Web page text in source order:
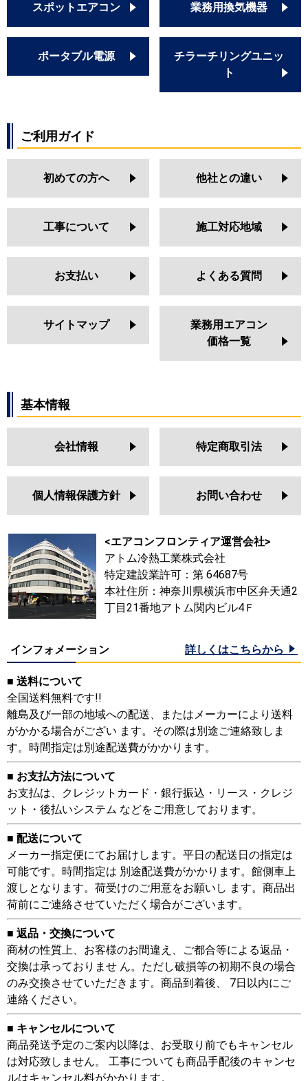
スポットエアコン 業務用換気機器
ポータブル電源
チラーチリングユニッ
ト
ご利用ガイド
初めての方へ 他社との違い
工事について 施工対応地域
お支払い よくある質問
サイトマップ
業務用エアコン
価格一覧
基本情報
会社情報 特定商取引法
個人情報保護方針 お問い合わせ
<エアコンフロンティア運営会社>
アトム冷熱工業株式会社
特定建設業許可：第 64687号
本社住所：神奈川県横浜市中区弁天通2
丁目21番地アトム関内ビル4Ｆ
インフォメーション 詳しくはこちらから
■ 送料について
全国送料無料です!!
離島及び一部の地域への配送、またはメーカーにより送料
がかかる場合がござい ます。その際は別途ご連絡致しま
す。時間指定は別途配送費がかかります。
■ お支払方法について
お支払は、クレジットカード・銀行振込・リース・クレジ
ット・後払いシステム などをご用意しております。
■ 配送について
メーカー指定便にてお届けします。平日の配送日の指定は
可能です。時間指定は 別途配送費がかかります。館側車上
渡しとなります。荷受けのご用意をお願いし ます。商品出
荷前にご連絡させていただく場合がございます。
■ 返品・交換について
商材の性質上、お客様のお間違え、ご都合等による返品・
交換は承っておりませ ん。ただし破損等の初期不良の場合
のみ交換させていただきます。商品到着後、 7日以内にご
連絡ください。
■ キャンセルについて
商品発送予定のご案内以降は、お受取り前でもキャンセル
は対応致しません。 工事についても商品手配後のキャンセ
ルはキャンセル料がかかります。